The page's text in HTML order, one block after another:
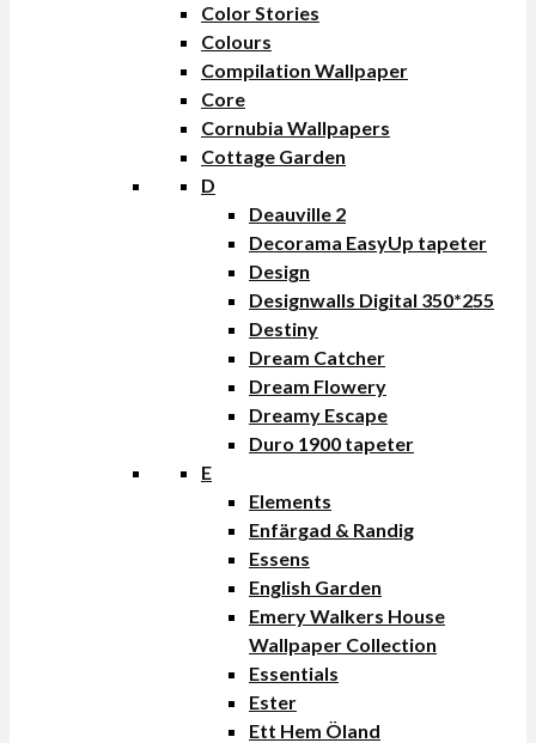
Color Stories
Colours
Compilation Wallpaper
Core
Cornubia Wallpapers
Cottage Garden
D
Deauville 2
Decorama EasyUp tapeter
Design
Designwalls Digital 350*255
Destiny
Dream Catcher
Dream Flowery
Dreamy Escape
Duro 1900 tapeter
E
Elements
Enfärgad & Randig
Essens
English Garden
Emery Walkers House
Wallpaper Collection
Essentials
Ester
Ett Hem Öland